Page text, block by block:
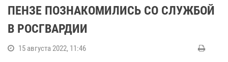
ПЕНЗЕ ПОЗНАКОМИЛИСЬ СО СЛУЖБОЙ
В РОСГВАРДИИ
15 августа 2022, 11:46